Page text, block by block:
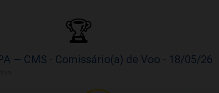
🏆
— CMS - Comissário(a) de Voo - 18/05/26